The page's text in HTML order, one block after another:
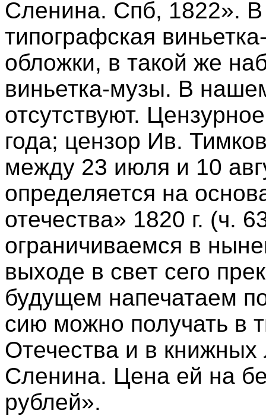
Сленина. Спб, 1822». В
типографская
обложки, в такой же
виньетка-музы. В
отсутствуют.
года; цензор Ив.
между 23 июля и 10
определяется на
отечества» 1820 г. (ч.
ограничиваемся в
выходе в свет сего
будущем напечатаем
сию можно получать в
Отечества и в книжных
Сленина. Цена ей на
рублей».